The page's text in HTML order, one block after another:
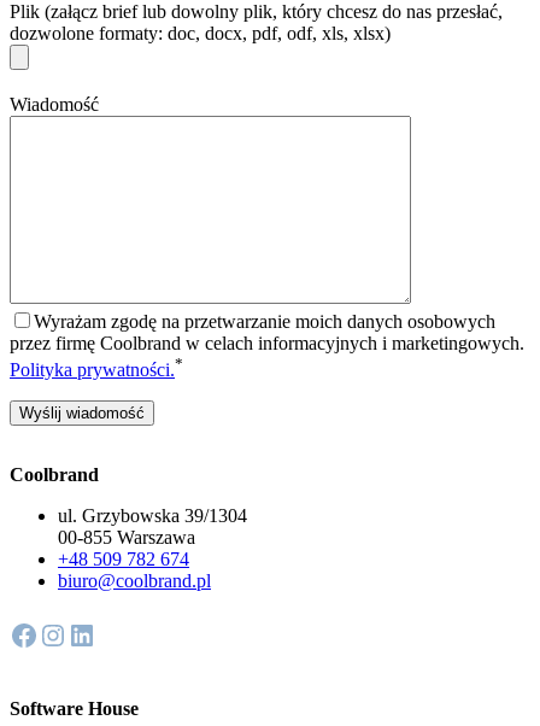
Plik (załącz brief lub dowolny plik, który chcesz do nas przesłać,
dozwolone formaty: doc, docx, pdf, odf, xls, xlsx)
Wiadomość
Wyrażam zgodę na przetwarzanie moich danych osobowych
przez firmę Coolbrand w celach informacyjnych i marketingowych.
Polityka prywatności.*
Coolbrand
ul. Grzybowska 39/1304
00-855 Warszawa
+48 509 782 674
biuro@coolbrand.pl
Facebook Instagram LinkedIn
Software House